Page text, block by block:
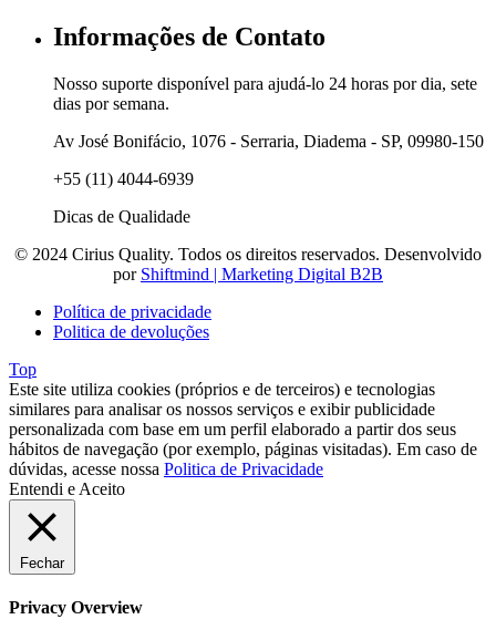
Informações de Contato
Nosso suporte disponível para ajudá-lo 24 horas por dia, sete
dias por semana.
Av José Bonifácio, 1076 - Serraria, Diadema - SP, 09980-150
+55 (11) 4044-6939
Dicas de Qualidade
© 2024 Cirius Quality. Todos os direitos reservados. Desenvolvido
por Shiftmind | Marketing Digital B2B
Política de privacidade
Politica de devoluções
Top
Este site utiliza cookies (próprios e de terceiros) e tecnologias
similares para analisar os nossos serviços e exibir publicidade
personalizada com base em um perfil elaborado a partir dos seus
hábitos de navegação (por exemplo, páginas visitadas). Em caso de
dúvidas, acesse nossa Politica de Privacidade
Entendi e Aceito
Fechar
Privacy Overview